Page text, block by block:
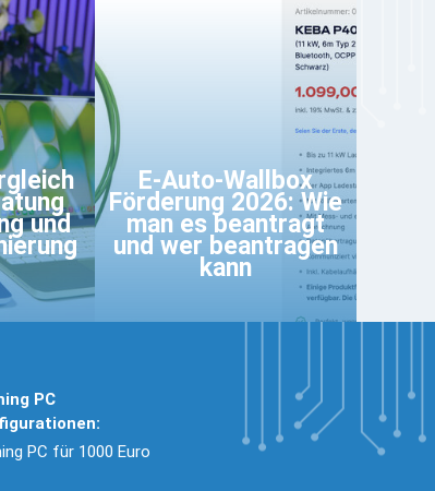
und
E-Auto-Wallbox
Förderung 2026: Wie
man es beantragt
und wer beantragen
kann
PC
PC für 1000 Euro